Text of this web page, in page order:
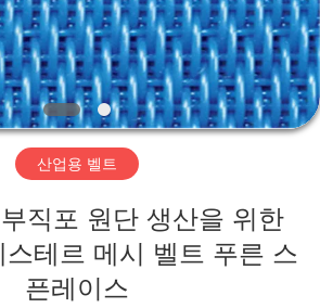
산업용 벨트
직포 원단 생산을 위한
스테르 메시 벨트 푸른 스
픈레이스